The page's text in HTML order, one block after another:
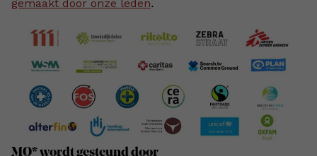
gemaakt door onze leden.
MO* wordt gesteund door